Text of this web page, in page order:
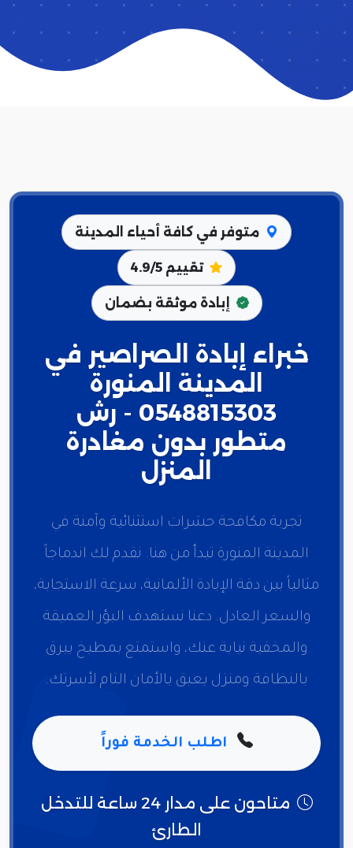
متوفر في كافة أحياء المدينة
تقييم 4.9/5
إبادة موثقة بضمان
خبراء إبادة الصراصير في
المدينة المنورة
0548815303 - رش
متطور بدون مغادرة
المنزل
تجربة مكافحة حشرات استثنائية وآمنة في
المدينة المنورة تبدأ من هنا. نقدم لك اندماجاً
مثالياً بين دقة الإبادة الألمانية، سرعة الاستجابة،
والسعر العادل. دعنا نستهدف البؤر العميقة
والمخفية نيابة عنك، واستمتع بمطبخ يبرق
بالنظافة ومنزل يعبق بالأمان التام لأسرتك.
اطلب الخدمة فوراً
متاحون على مدار 24 ساعة للتدخل
الطارئ